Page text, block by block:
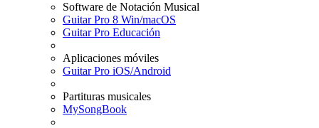
Software de Notación Musical
Guitar Pro 8 Win/macOS
Guitar Pro Educación
Aplicaciones móviles
Guitar Pro iOS/Android
Partituras musicales
MySongBook